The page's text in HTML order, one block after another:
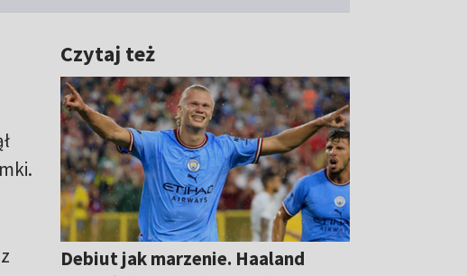
Czytaj też
Debiut jak marzenie. Haaland